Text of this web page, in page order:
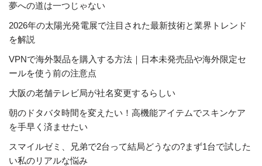
夢への道は一つじゃない
2026年の太陽光発電展で注目された最新技術と業界トレンド
を解説
VPNで海外製品を購入する方法｜日本未発売品や海外限定セ
ールを使う前の注意点
大阪の老舗テレビ局が社名変更するらしい
朝のドタバタ時間を変えたい！高機能アイテムでスキンケア
を手早く済ませたい
スマイルゼミ、兄弟で2台って結局どうなの?まず1台で試した
い私のリアルな悩み